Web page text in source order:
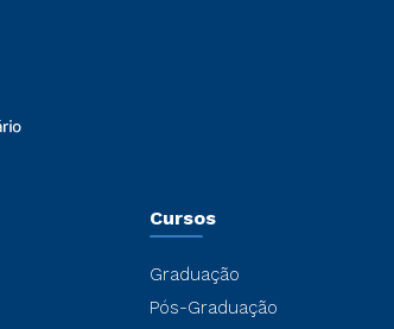
Cursos
Graduação
Pós-Graduação